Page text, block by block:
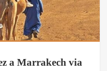
a Marrakech via